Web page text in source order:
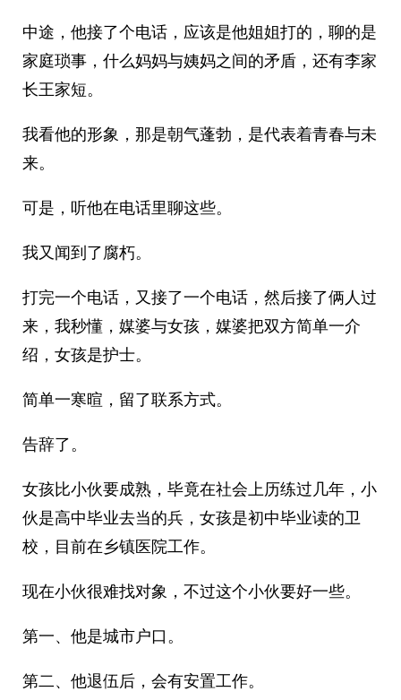
中途，他接了个电话，应该是他姐姐打的，聊的是
家庭琐事，什么妈妈与姨妈之间的矛盾，还有李家
长王家短。
我看他的形象，那是朝气蓬勃，是代表着青春与未
来。
可是，听他在电话里聊这些。
我又闻到了腐朽。
打完一个电话，又接了一个电话，然后接了俩人过
来，我秒懂，媒婆与女孩，媒婆把双方简单一介
绍，女孩是护士。
简单一寒暄，留了联系方式。
告辞了。
女孩比小伙要成熟，毕竟在社会上历练过几年，小
伙是高中毕业去当的兵，女孩是初中毕业读的卫
校，目前在乡镇医院工作。
现在小伙很难找对象，不过这个小伙要好一些。
第一、他是城市户口。
第二、他退伍后，会有安置工作。